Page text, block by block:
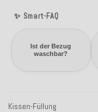
✨ Smart-FAQ
Ist der Bezug
waschbar?
Kissen-Füllung